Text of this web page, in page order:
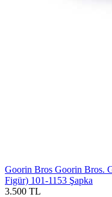
Goorin Bros Goorin Bros.
Figür) 101-1153 Şapka
3.500 TL